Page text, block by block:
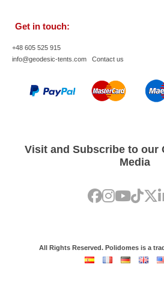
Get in touch:
+48 605 525 915
info@geodesic-tents.com
Contact us
Visit and Subscribe to our
Media
All Rights Reserved. Polidomes is a